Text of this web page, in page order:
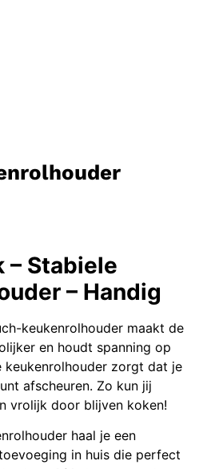
– Stabiele
– Handig
keukenrolhouder maakt de
en houdt spanning op
keukenrolhouder zorgt dat je
afscheuren. Zo kun jij
vrolijk door blijven koken!
haal je een
in huis die perfect